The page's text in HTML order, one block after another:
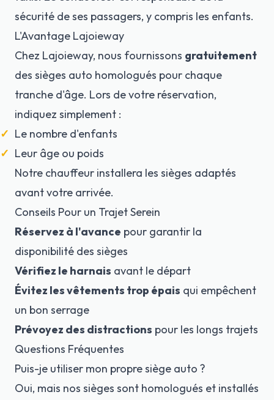
sécurité de ses passagers, y compris les enfants.
L'Avantage Lajoieway
Chez Lajoieway, nous fournissons gratuitement
des sièges auto homologués pour chaque
tranche d'âge. Lors de votre réservation,
indiquez simplement :
Le nombre d'enfants
Leur âge ou poids
Notre chauffeur installera les sièges adaptés
avant votre arrivée.
Conseils Pour un Trajet Serein
Réservez à l'avance pour garantir la
disponibilité des sièges
Vérifiez le harnais avant le départ
Évitez les vêtements trop épais qui empêchent
un bon serrage
Prévoyez des distractions pour les longs trajets
Questions Fréquentes
Puis-je utiliser mon propre siège auto ?
Oui, mais nos sièges sont homologués et installés